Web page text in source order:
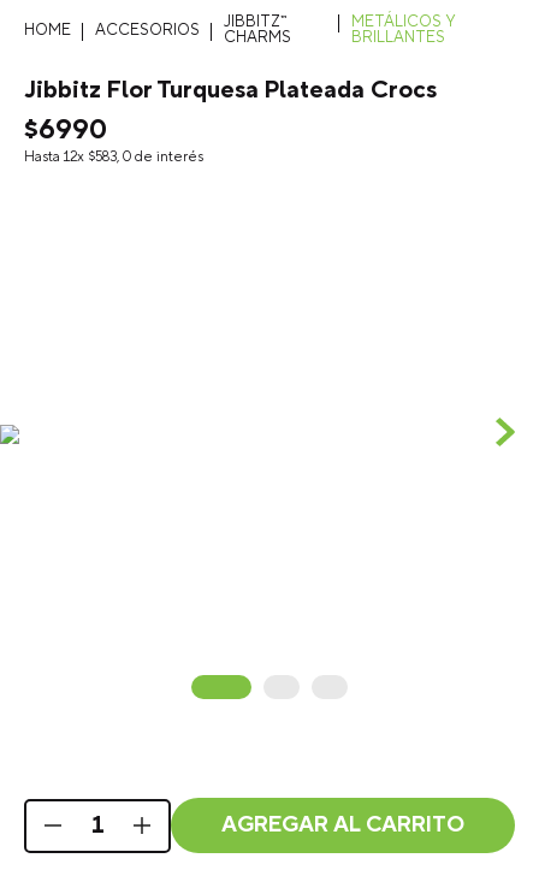
ACCESORIOS
JIBBITZ™
CHARMS
METÁLICOS Y
BRILLANTES
Jibbitz Flor Turquesa Plateada Crocs
$6990
Hasta 12x $583, 0 de interés
AGREGAR AL CARRITO